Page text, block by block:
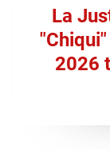
La
2026